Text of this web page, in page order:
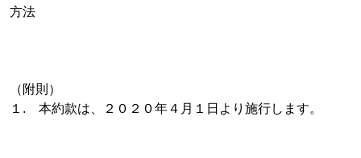
方法
（附則）
１. 本約款は、２０２０年４月１日より施行します。